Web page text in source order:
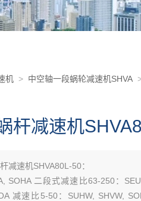
机 > 中空轴一段蜗轮减速机SHVA
杆减速机
减速机SHVA80L-50：
SOHA 二段式减速比63-250：
减速比5-50：SUHW, SHVW,